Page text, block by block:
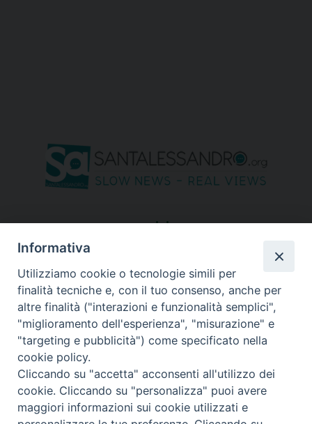
seguici su
Informativa
Utilizziamo cookie o tecnologie simili per
finalità tecniche e, con il tuo consenso, anche per
altre finalità ("interazioni e funzionalità semplici",
"miglioramento dell'esperienza", "misurazione" e
"targeting e pubblicità") come specificato nella
cookie policy.
Cliccando su "accetta" acconsenti all'utilizzo dei
cookie. Cliccando su "personalizza" puoi avere
maggiori informazioni sui cookie utilizzati e